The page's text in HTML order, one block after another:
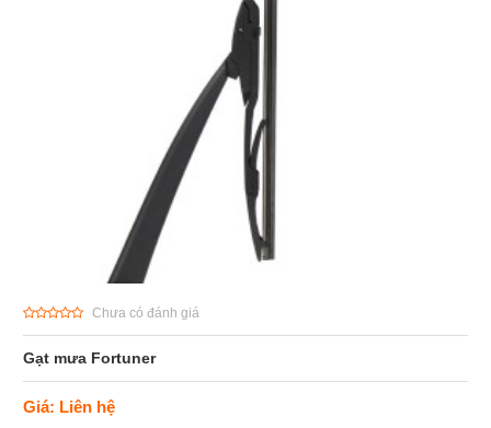
Chưa có đánh giá
Gạt mưa Fortuner
Giá: Liên hệ